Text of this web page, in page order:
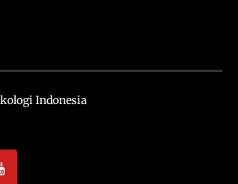
Indonesia